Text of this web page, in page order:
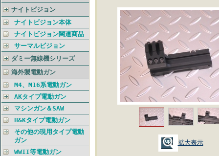
ナイトビジョン
ナイトビジョン本体
ナイトビジョン関連商品
サーマルビジョン
ダミー無線機シリーズ
海外製電動ガン
M4、M16系電動ガン
AKタイプ電動ガン
マシンガン＆SAW
H&Kタイプ電動ガン
その他の現用タイプ電動
ガン
WWII等電動ガン
拡大表示